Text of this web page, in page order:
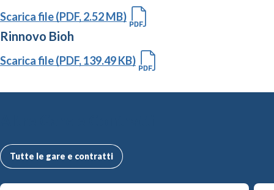
Scarica file (PDF, 2.52 MB)
Rinnovo Bioh
Scarica file (PDF, 139.49 KB)
Tutte le gare e contratti